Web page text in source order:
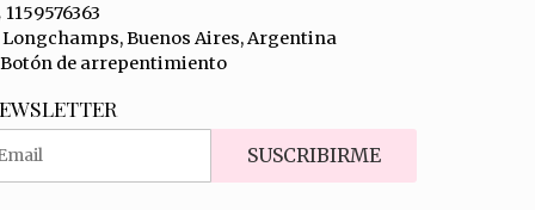
1159576363
Longchamps, Buenos Aires, Argentina
Botón de arrepentimiento
SUSCRIBIRME